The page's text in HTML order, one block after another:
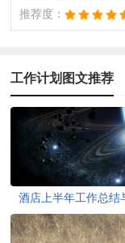
推荐度：
工作计划图文推荐
酒店上半年工作总结